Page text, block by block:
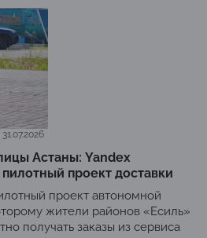
31.07.2026
Астаны: Yandex
проект доставки
проект автономной
жители районов «Есиль»
получать заказы из сервиса